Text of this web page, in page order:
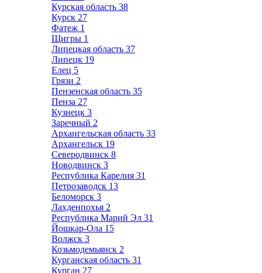
Курская область 38
Курск 27
Фатеж 1
Щигры 1
Липецкая область 37
Липецк 19
Елец 5
Грязи 2
Пензенская область 35
Пенза 27
Кузнецк 3
Заречный 2
Архангельская область 33
Архангельск 19
Северодвинск 8
Новодвинск 3
Республика Карелия 31
Петрозаводск 13
Беломорск 3
Лахденпохья 2
Республика Марий Эл 31
Йошкар-Ола 15
Волжск 3
Козьмодемьянск 2
Курганская область 31
Курган 27